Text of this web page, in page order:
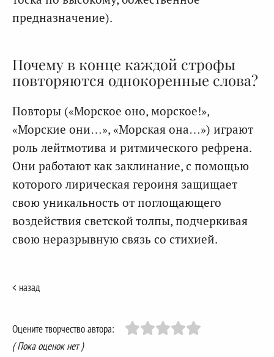
предназначение).
Почему в конце каждой строфы
повторяются однокоренные слова?
Повторы («Морское оно, морское!»,
«Морские они…», «Морская она…») играют
роль лейтмотива и ритмического рефрена.
Они работают как заклинание, с помощью
которого лирическая героиня защищает
свою уникальность от поглощающего
воздействия светской толпы, подчеркивая
свою неразрывную связь со стихией.
< назад
Оцените творчество автора:
( Пока оценок нет )